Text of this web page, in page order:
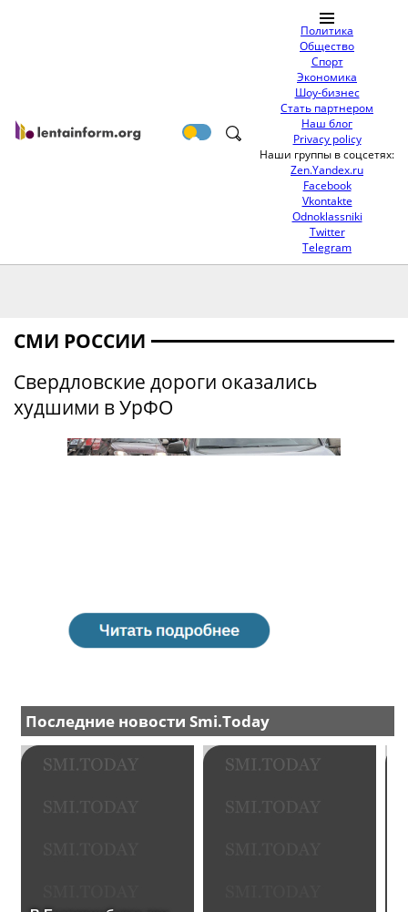
Политика
Общество
Спорт
Экономика
Шоу-бизнес
Стать партнером
Наш блог
Privacy policy
Наши группы в соцсетях:
Zen.Yandex.ru
Facebook
Vkontakte
Odnoklassniki
Twitter
Telegram
СМИ РОССИИ
Свердловские дороги оказались
худшими в УрФО